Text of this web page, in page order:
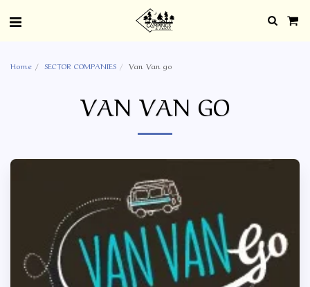
Home SECTOR COMPANIES Van Van go
VAN VAN GO